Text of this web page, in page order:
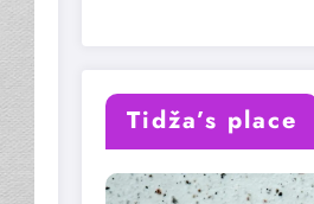
Tidža’s place